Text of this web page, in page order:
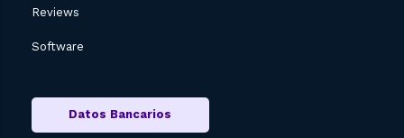
Reviews
Software
Datos Bancarios